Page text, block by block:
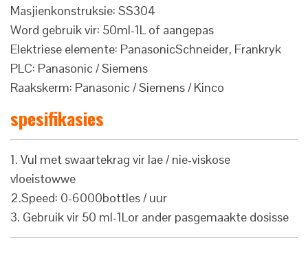
Masjienkonstruksie: SS304
Word gebruik vir: 50ml-1L of aangepas
Elektriese elemente: PanasonicSchneider, Frankryk
PLC: Panasonic / Siemens
Raakskerm: Panasonic / Siemens / Kinco
spesifikasies
1. Vul met swaartekrag vir lae / nie-viskose
vloeistowwe
2.Speed: 0-6000bottles / uur
3. Gebruik vir 50 ml-1Lor ander pasgemaakte dosisse